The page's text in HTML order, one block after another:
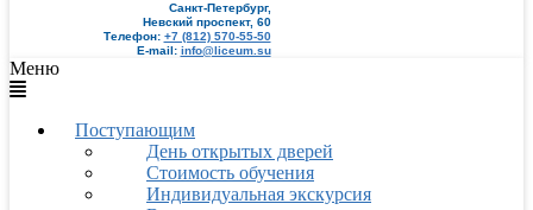
Санкт-Петербург,
Невский проспект, 60
Телефон: +7 (812) 570-55-50
E-mail: info@liceum.su
Меню
Поступающим
День открытых дверей
Стоимость обучения
Индивидуальная экскурсия